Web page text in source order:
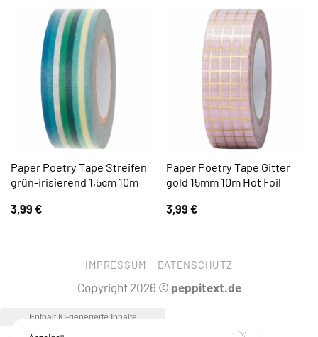
Paper Poetry Tape Streifen
grün-irisierend 1,5cm 10m
3,99 €
Paper Poetry Tape Gitter
gold 15mm 10m Hot Foil
3,99 €
IMPRESSUM DATENSCHUTZ
Copyright 2026 © peppitext.de